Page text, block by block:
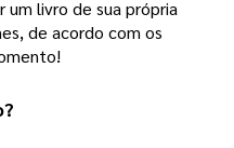
livro de sua própria
de acordo com os